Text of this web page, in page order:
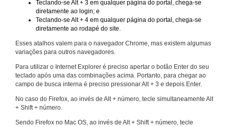
Teclando-se Alt + 3 em qualquer página do portal, chega-se
diretamente ao login; e
Teclando-se Alt + 4 em qualquer página do portal, chega-se
diretamente ao rodapé do site.
Esses atalhos valem para o navegador Chrome, mas existem algumas
variações para outros navegadores.
Para utilizar o Internet Explorer é preciso apertar o botão Enter do seu
teclado após uma das combinações acima. Portanto, para chegar ao
campo de busca interna é preciso pressionar Alt + 3 e depois Enter.
No caso do Firefox, ao invés de Alt + número, tecle simultaneamente Alt
+ Shift + número.
Sendo Firefox no Mac OS, ao invés de Alt + Shift + número, tecle